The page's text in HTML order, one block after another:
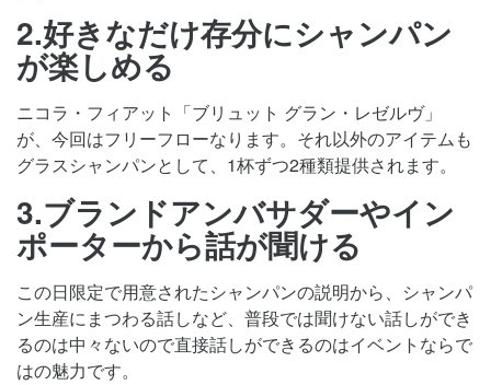
2.好きなだけ存分にシャンパン
が楽しめる
ニコラ・フィアット「ブリュット グラン・レゼルヴ」
が、今回はフリーフローなります。それ以外のアイテムも
グラスシャンパンとして、1杯ずつ2種類提供されます。
3.ブランドアンバサダーやイン
ポーターから話が聞ける
この日限定で用意されたシャンパンの説明から、シャンパ
ン生産にまつわる話しなど、普段では聞けない話しができ
るのは中々ないので直接話しができるのはイベントならで
はの魅力です。